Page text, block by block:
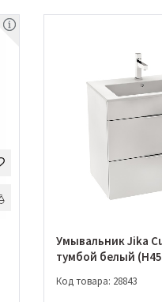
Умывальник Jika
тумбой белый
Код товара: 28843